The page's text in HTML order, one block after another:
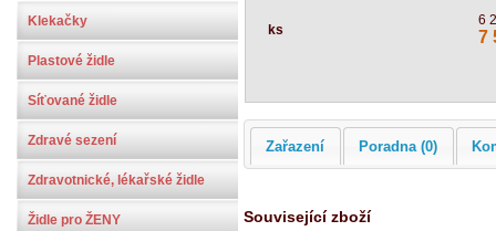
Klekačky
Plastové židle
Síťované židle
Zdravé sezení
Zdravotnické, lékařské židle
Židle pro ŽENY
ks
6
7
Zařazení Poradna (0)
Související zboží